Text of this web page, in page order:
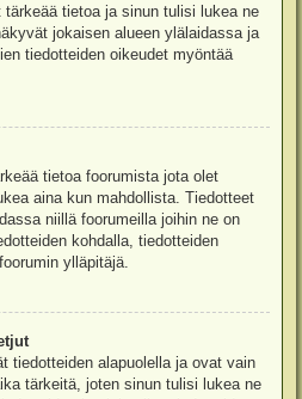
tietoa ja sinun tulisi lukea ne
jokaisen alueen ylälaidassa ja
tiedotteiden oikeudet myöntää
tietoa foorumista jota olet
aina kun mahdollista. Tiedotteet
niillä foorumeilla joihin ne on
kohdalla, tiedotteiden
ylläpitäjä.
tiedotteiden alapuolella ja ovat vain
tärkeitä, joten sinun tulisi lukea ne